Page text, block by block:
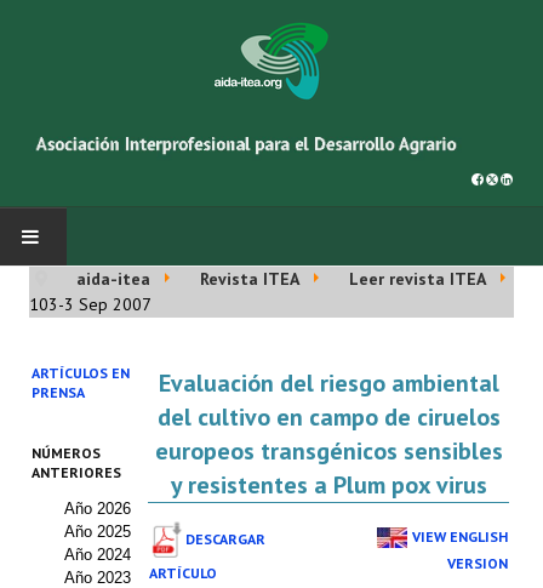
INICIO
Asociación AIDA
Cincuentenario AIDA
Organigrama
Estatutos
aida-itea Revista ITEA
Leer revista ITEA
103-3 Sep 2007
ARTÍCULOS EN
PRENSA
NÚMEROS
ANTERIORES
Año 2026
Año 2025
Año 2024
Año 2023
Evaluación del riesgo ambiental
del cultivo en campo de ciruelos
europeos transgénicos sensibles
y resistentes a Plum pox virus
DESCARGAR
ARTÍCULO
VIEW ENGLISH
VERSION